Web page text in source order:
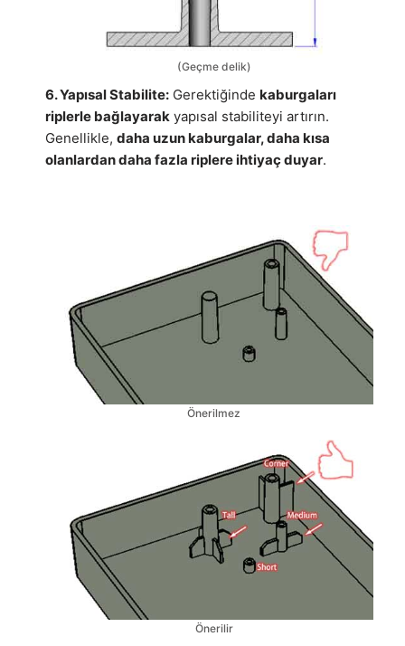
(Geçme delik)
6. Yapısal Stabilite: Gerektiğinde kaburgaları
riplerle bağlayarak yapısal stabiliteyi artırın.
Genellikle, daha uzun kaburgalar, daha kısa
olanlardan daha fazla riplere ihtiyaç duyar.
Önerilmez
Önerilir